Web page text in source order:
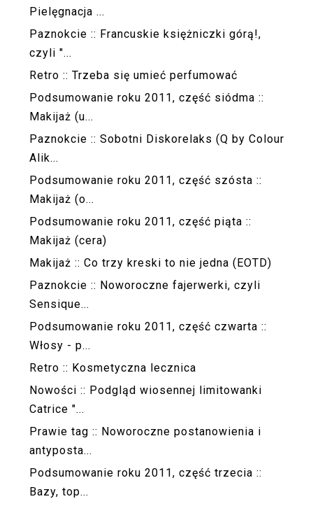
Pielęgnacja ...
Paznokcie :: Francuskie księżniczki górą!,
czyli "...
Retro :: Trzeba się umieć perfumować
Podsumowanie roku 2011, część siódma ::
Makijaż (u...
Paznokcie :: Sobotni Diskorelaks (Q by Colour
Alik...
Podsumowanie roku 2011, część szósta ::
Makijaż (o...
Podsumowanie roku 2011, część piąta ::
Makijaż (cera)
Makijaż :: Co trzy kreski to nie jedna (EOTD)
Paznokcie :: Noworoczne fajerwerki, czyli
Sensique...
Podsumowanie roku 2011, część czwarta ::
Włosy - p...
Retro :: Kosmetyczna lecznica
Nowości :: Podgląd wiosennej limitowanki
Catrice "...
Prawie tag :: Noworoczne postanowienia i
antyposta...
Podsumowanie roku 2011, część trzecia ::
Bazy, top...